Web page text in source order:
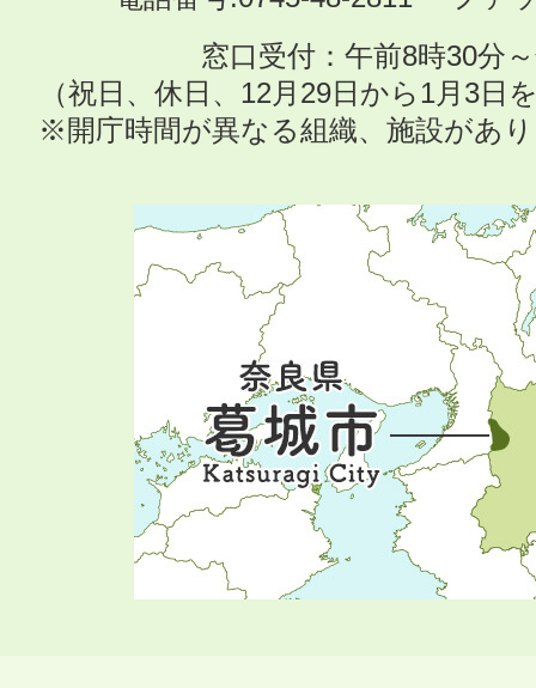
窓口受付：午前8時30分
（祝日、休日、12月29日から1月3日
※開庁時間が異なる組織、施設があ